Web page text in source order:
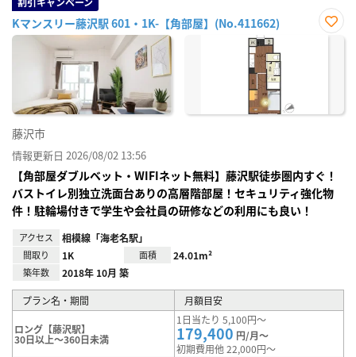
Kマンスリー藤沢駅 601・1K-【角部屋】(No.411662)
お気
藤沢市
情報更新日 2026/08/02 13:56
【角部屋ダブルベット・WIFIネット無料】藤沢駅徒歩圏内すぐ！
バストイレ別独立洗面台ありの高層階部屋！セキュリティ強化物
件！駐輪場付きで学生や会社員の研修などの利用にも良い！
アクセス 相模線「海老名駅」
間取り 1K 面積 24.01m²
築年数 2018年 10月 築
プラン名・期間 月額目安
ロング【藤沢駅】
30日以上～360日未満
1日当たり 5,100円～
179,400 円/月～
初期費用他 22,000円～